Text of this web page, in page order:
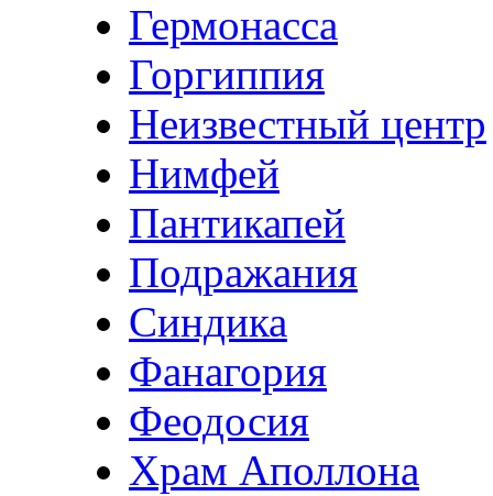
Гермонасса
Горгиппия
Неизвестный центр
Нимфей
Пантикапей
Подражания
Синдика
Фанагория
Феодосия
Храм Аполлона